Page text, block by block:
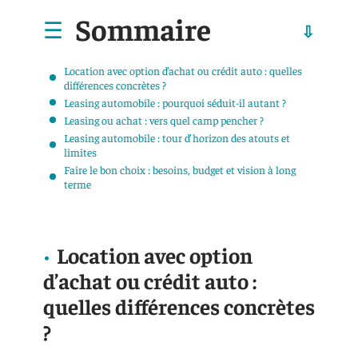
Sommaire
Location avec option d’achat ou crédit auto : quelles
différences concrètes ?
Leasing automobile : pourquoi séduit-il autant ?
Leasing ou achat : vers quel camp pencher ?
Leasing automobile : tour d’horizon des atouts et
limites
Faire le bon choix : besoins, budget et vision à long
terme
Location avec option
d’achat ou crédit auto :
quelles différences concrètes
?